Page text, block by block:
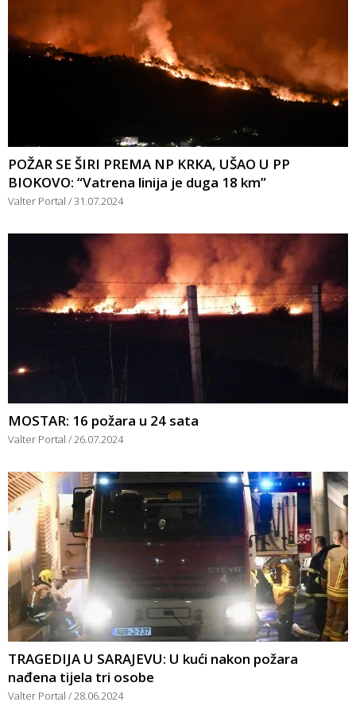
POŽAR SE ŠIRI PREMA NP KRKA, UŠAO U PP
BIOKOVO: “Vatrena linija je duga 18 km”
Valter Portal 31.07.2024
MOSTAR: 16 požara u 24 sata
Valter Portal 26.07.2024
TRAGEDIJA U SARAJEVU: U kući nakon požara
nađena tijela tri osobe
Valter Portal 28.06.2024